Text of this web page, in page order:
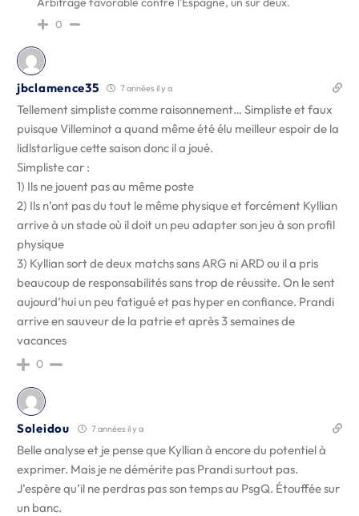
0
jbclamence35 7 années il y a
Tellement simpliste comme raisonnement… Simpliste et faux
puisque Villeminot a quand même été élu meilleur espoir de la
lidlstarligue cette saison donc il a joué.
Simpliste car :
1) Ils ne jouent pas au même poste
2) Ils n’ont pas du tout le même physique et forcément Kyllian
arrive à un stade où il doit un peu adapter son jeu à son profil
physique
3) Kyllian sort de deux matchs sans ARG ni ARD ou il a pris
beaucoup de responsabilités sans trop de réussite. On le sent
aujourd’hui un peu fatigué et pas hyper en confiance. Prandi
arrive en sauveur de la patrie et après 3 semaines de
vacances
0
Soleidou 7 années il y a
Belle analyse et je pense que Kyllian à encore du potentiel à
exprimer. Mais je ne démérite pas Prandi surtout pas.
J’espère qu’il ne perdras pas son temps au PsgQ. Étouffée sur
un banc.